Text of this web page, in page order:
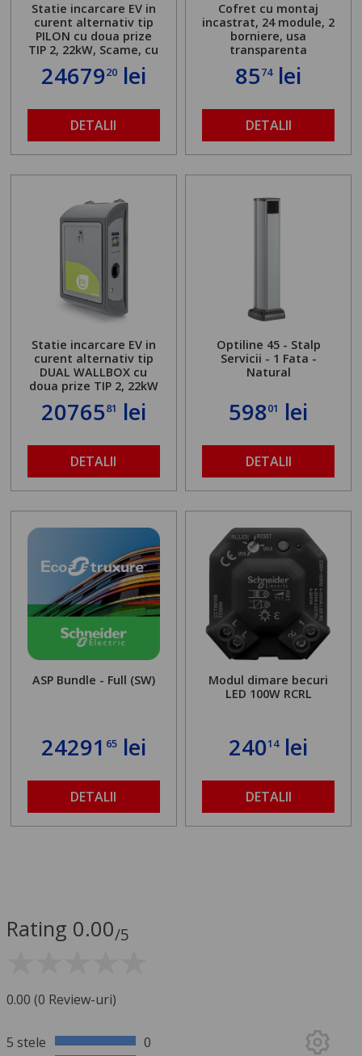
Statie incarcare EV in
curent alternativ tip
PILON cu doua prize
TIP 2, 22kW, Scame, cu
server local
2467920lei
DETALII
Cofret cu montaj
incastrat, 24 module, 2
borniere, usa
transparenta
8574lei
DETALII
Statie incarcare EV in
curent alternativ tip
DUAL WALLBOX cu
doua prize TIP 2, 22kW
2076581 lei
DETALII
Optiline 45 - Stalp
Servicii - 1 Fata -
Natural
59801 lei
DETALII
ASP Bundle - Full (SW)
24291 65lei
DETALII
Modul dimare becuri
LED 100W RCRL
24014lei
DETALII
Rating 0.00/5
0.00 (0 Review-uri)
5 stele
0